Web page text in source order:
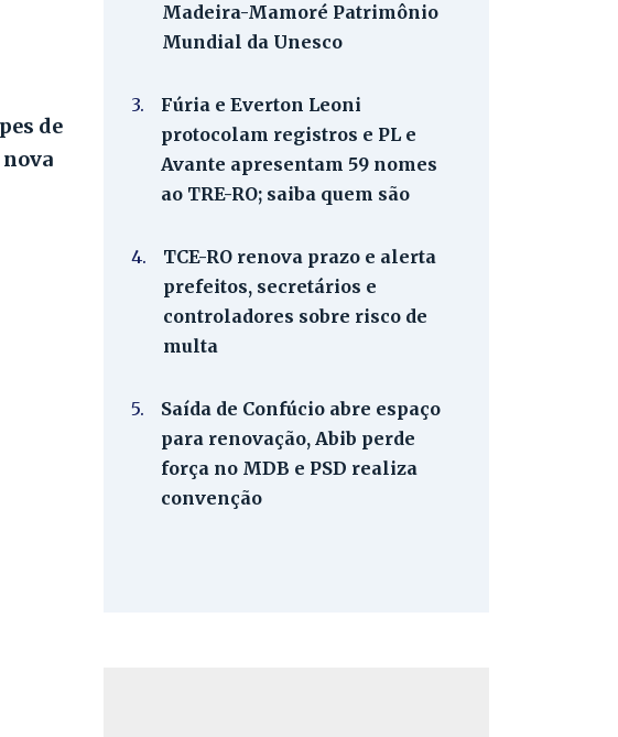
de
Madeira-Mamoré Patrimônio
Mundial da Unesco
3.
Fúria e Everton Leoni
protocolam registros e PL e
Avante apresentam 59 nomes
ao TRE-RO; saiba quem são
4.
TCE-RO renova prazo e alerta
prefeitos, secretários e
controladores sobre risco de
multa
5.
Saída de Confúcio abre espaço
para renovação, Abib perde
força no MDB e PSD realiza
convenção